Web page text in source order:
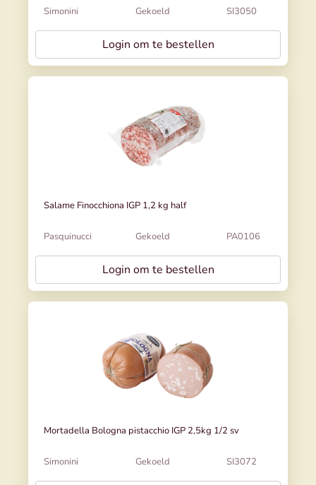
Simonini Gekoeld SI3050
Login om te bestellen
Salame Finocchiona IGP 1,2 kg half
Pasquinucci Gekoeld PA0106
Login om te bestellen
Mortadella Bologna pistacchio IGP 2,5kg 1/2 sv
Simonini Gekoeld SI3072